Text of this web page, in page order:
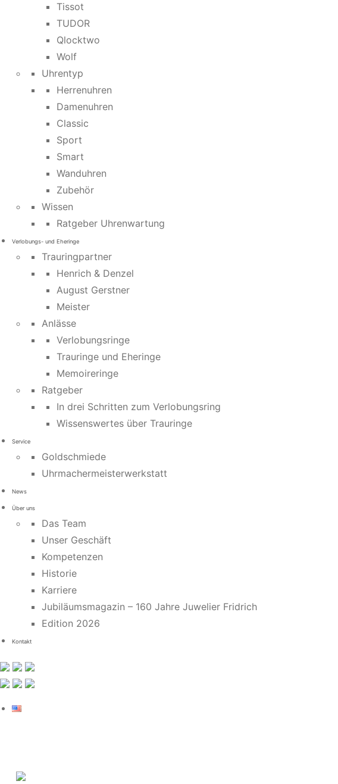
Tissot
TUDOR
Qlocktwo
Wolf
Uhrentyp
Herrenuhren
Damenuhren
Classic
Sport
Smart
Wanduhren
Zubehör
Wissen
Ratgeber Uhrenwartung
Verlobungs- und Eheringe
Trauringpartner
Henrich & Denzel
August Gerstner
Meister
Anlässe
Verlobungsringe
Trauringe und Eheringe
Memoireringe
Ratgeber
In drei Schritten zum Verlobungsring
Wissenswertes über Trauringe
Service
Goldschmiede
Uhrmachermeisterwerkstatt
News
Über uns
Das Team
Unser Geschäft
Kompetenzen
Historie
Karriere
Jubiläumsmagazin – 160 Jahre Juwelier Fridrich
Edition 2026
Kontakt